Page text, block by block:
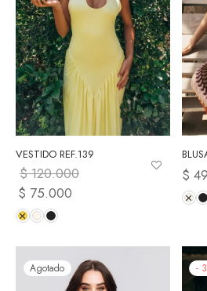
VESTIDO REF.139
$120.000
El precio
original era:
$ 75.000
$
Agotado -